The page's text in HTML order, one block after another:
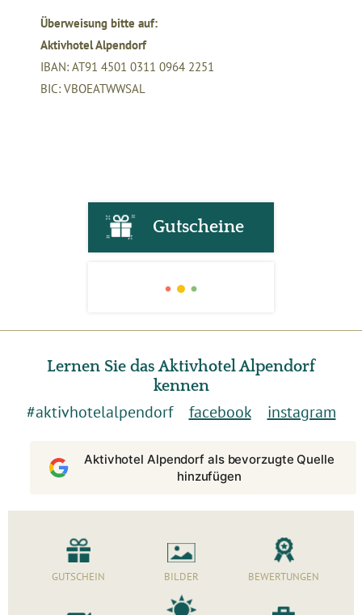
Überweisung bitte auf:
Aktivhotel Alpendorf
IBAN: AT91 4501 0311 0964 2251
BIC: VBOEATWWSAL
Gutscheine
Lernen Sie das Aktivhotel Alpendorf
kennen
#aktivhotelalpendorf facebook instagram
Aktivhotel Alpendorf als bevorzugte Quelle
hinzufügen
GUTSCHEIN BILDER BEWERTUNGEN